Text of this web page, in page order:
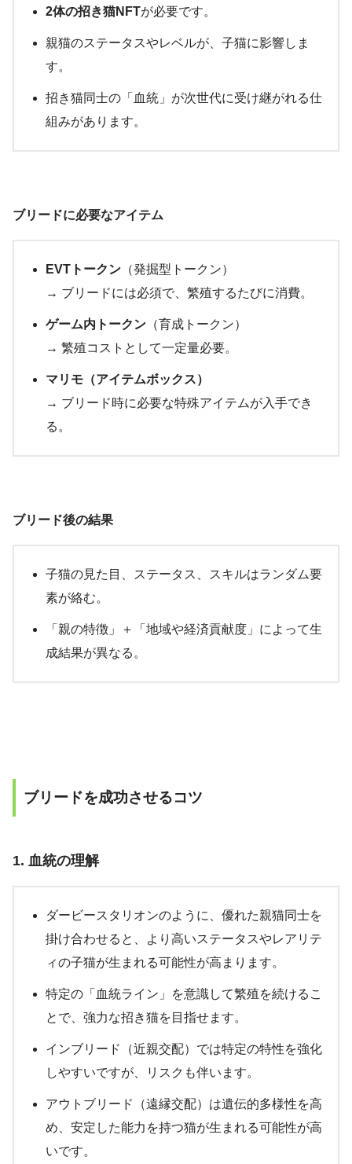
2体の招き猫NFTが必要です。
親猫のステータスやレベルが、子猫に影響しま
す。
招き猫同士の「血統」が次世代に受け継がれる仕
組みがあります。
ブリードに必要なアイテム
EVTトークン （発掘型トークン）
→ ブリードには必須で、繁殖するたびに消費。
ゲーム内トークン （育成トークン）
→ 繁殖コストとして一定量必要。
マリモ（アイテムボックス）
→ ブリード時に必要な特殊アイテムが入手でき
る。
ブリード後の結果
子猫の見た目、ステータス、スキルはランダム要
素が絡む。
「親の特徴」＋「地域や経済貢献度」によって生
成結果が異なる。
ブリードを成功させるコツ
1. 血統の理解
ダービースタリオンのように、優れた親猫同士を
掛け合わせると、より高いステータスやレアリテ
ィの子猫が生まれる可能性が高まります。
特定の「血統ライン」を意識して繁殖を続けるこ
とで、強力な招き猫を目指せます。
インブリード（近親交配）では特定の特性を強化
しやすいですが、リスクも伴います。
アウトブリード（遠縁交配）は遺伝的多様性を高
め、安定した能力を持つ猫が生まれる可能性が高
いです。